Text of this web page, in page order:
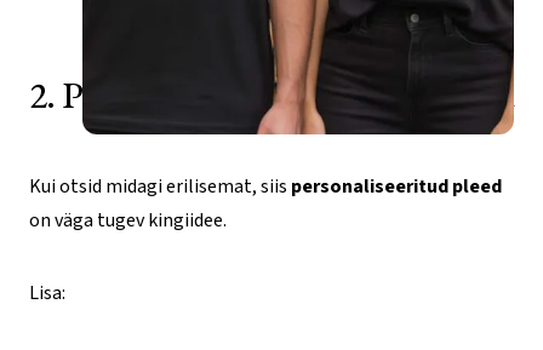
on
mitu
varianti.
Valikud
valida
2. Personaliseeritud pleed nimedega
Kui otsid midagi erilisemat, siis personaliseeritud pleed
on väga tugev kingiidee.
Lisa: